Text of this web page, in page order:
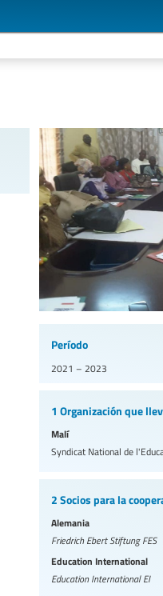
Período
2021 – 2023
1 Organización que
Malí
Syndicat National de
2 Socios para la
Alemania
Friedrich Ebert StiftungFES
Education International
Education InternationalEI